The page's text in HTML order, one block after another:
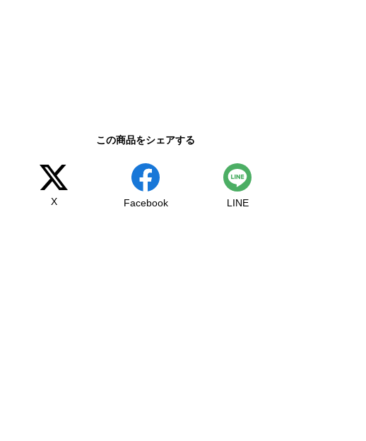
この商品をシェアする
X Facebook LINE